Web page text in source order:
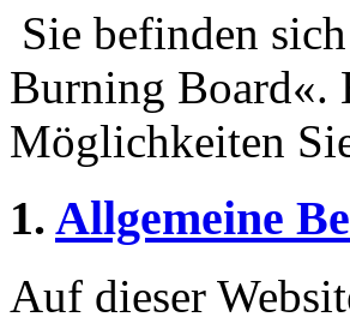
Sie befinden
Burning Board«.
Möglichkeiten
1. Allgemeine
Auf dieser